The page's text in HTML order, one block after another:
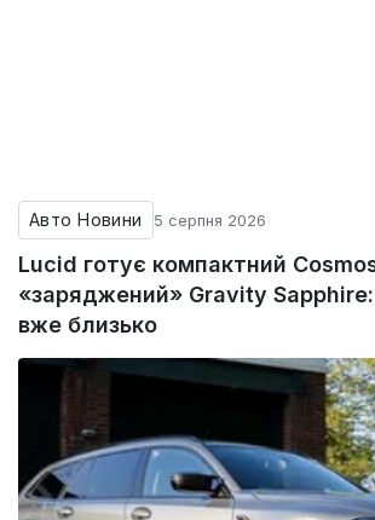
Авто Новини 5 серпня 2026
Lucid готує компактний Cosmos
«заряджений» Gravity
вже близько